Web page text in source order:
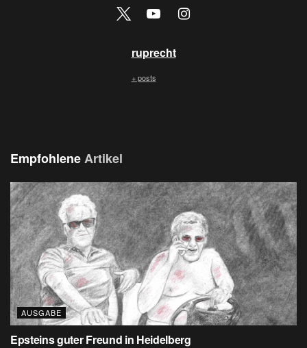
ruprecht
+ posts
EmpfohleneArtikel
AUSGABE
Epsteins guter Freund in Heidelberg